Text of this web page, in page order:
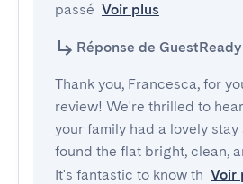
passé Voir plus
Réponse de GuestReady
Thank you, Francesca, for
review! We're thrilled to
your family had a lovely stay
found the flat bright, clean,
It's fantastic to know th Voir